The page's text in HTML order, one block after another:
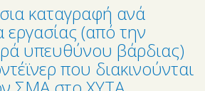
καταγραφή ανά
εργασίας (από την
υπευθύνου βάρδιας)
που διακινούνται